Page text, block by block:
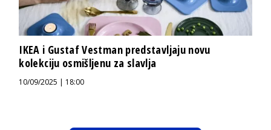
IKEA i Gustaf Vestman predstavljaju novu
kolekciju osmišljenu za slavlja
10/09/2025 | 18:00